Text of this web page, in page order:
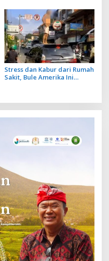
Stress dan Kabur dari Rumah
Sakit, Bule Amerika Ini